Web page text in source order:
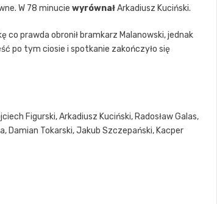
W 78 minucie wyrównałArkadiusz Kuciński.
prawda obronił bramkarz Malanowski, jednak
po tym ciosie i spotkanie zakończyło się
Figurski, Arkadiusz Kuciński, Radosław Galas,
Damian Tokarski, Jakub Szczepański, Kacper